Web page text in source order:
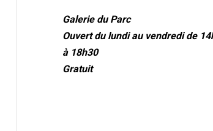
Galerie du Parc
Ouvert du lundi au vendredi de
à 18h30
Gratuit